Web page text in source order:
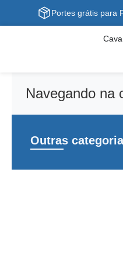
Portes grátis para
Navegando na
Outras